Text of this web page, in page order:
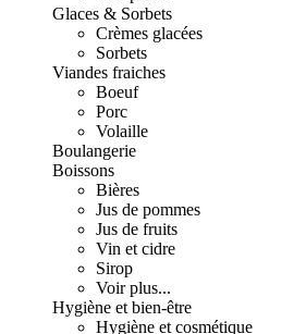
Glaces & Sorbets
Crèmes glacées
Sorbets
Viandes fraiches
Boeuf
Porc
Volaille
Boulangerie
Boissons
Bières
Jus de pommes
Jus de fruits
Vin et cidre
Sirop
Voir plus...
Hygiène et bien-être
Hygiène et cosmétique